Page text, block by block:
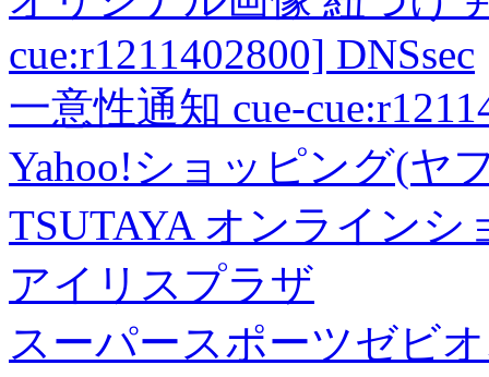
cue:r1211402800] DNSsec
一意性通知 cue-
Yahoo!ショッピング(ヤ
TSUTAYA オンラインシ
アイリスプラザ
スーパースポーツゼビ